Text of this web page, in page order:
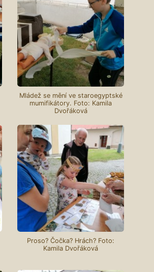
Mládež se mění ve staroegyptské
mumifikátory. Foto: Kamila
Dvořáková
Proso? Čočka? Hrách? Foto:
Kamila Dvořáková